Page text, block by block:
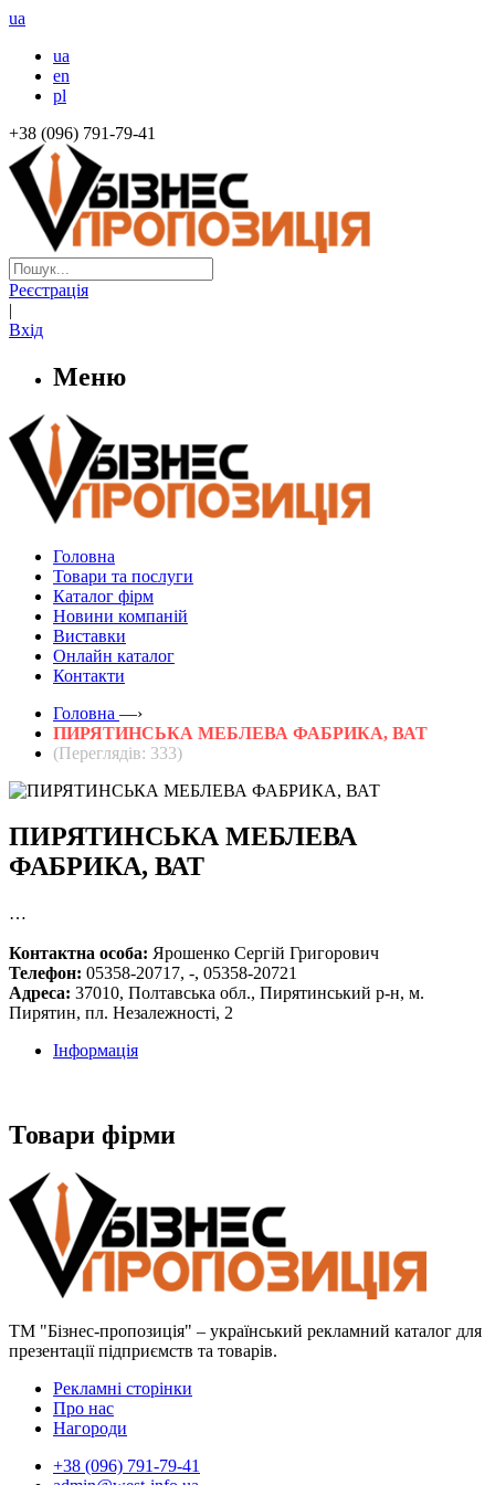
ua
ua
en
pl
+38 (096) 791-79-41
Реєстрація
|
Вхід
Меню
Головна
Товари та послуги
Каталог фірм
Новини компаній
Виставки
Онлайн каталог
Контакти
Головна —›
ПИРЯТИНСЬКА МЕБЛЕВА ФАБРИКА, ВАТ
(Переглядів: 333)
ПИРЯТИНСЬКА МЕБЛЕВА
ФАБРИКА, ВАТ
…
Контактна особа: Ярошенко Сергій Григорович
Телефон: 05358-20717, -, 05358-20721
Адреса: 37010, Полтавська обл., Пирятинський р-н, м.
Пирятин, пл. Незалежності, 2
Інформація
Товари фірми
ТМ "Бізнес-пропозиція" – український рекламний каталог для
презентації підприємств та товарів.
Рекламні сторінки
Про нас
Нагороди
+38 (096) 791-79-41